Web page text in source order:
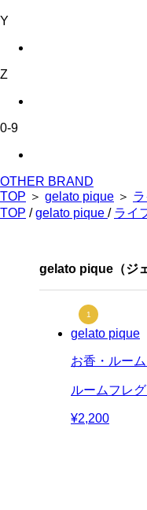
Y
Z
0-9
OTHER BRAND
TOP ＞ gelato pique ＞
TOP /gelato pique / ライ
gelato pique（ジ
gelato pique
お香・ルー
ルームフレ
¥2,200